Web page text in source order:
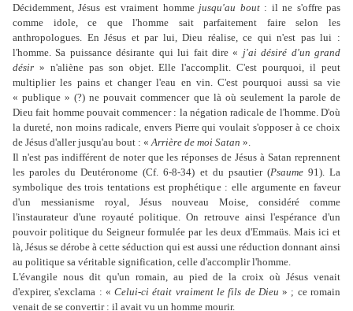
Décidemment, Jésus est vraiment homme jusqu'au bout: il ne s'offre pas
comme idole, ce que l'homme sait parfaitement faire selon les
anthropologues. En Jésus et par lui, Dieu réalise, ce qui n'est pas lui :
l'homme. Sa puissance désirante qui lui fait dire « j'ai désiré d'un grand
désir » n'aliène pas son objet. Elle l'accomplit. C'est pourquoi, il peut
multiplier les pains et changer l'eau en vin. C'est pourquoi aussi sa vie
« publique » (?) ne pouvait commencer que là où seulement la parole de
Dieu fait homme pouvait commencer : la négation radicale de l'homme. D'où
la dureté, non moins radicale, envers Pierre qui voulait s'opposer à ce choix
de Jésus d'aller jusqu'au bout : « Arrière de moi Satan ».
Il n'est pas indifférent de noter que les réponses de Jésus à Satan reprennent
les paroles du Deutéronome (Cf. 6-8-34) et du psautier (Psaume91). La
symbolique des trois tentations est prophétique : elle argumente en faveur
d'un messianisme royal, Jésus nouveau Moise, considéré comme
l'instaurateur d'une royauté politique. On retrouve ainsi l'espérance d'un
pouvoir politique du Seigneur formulée par les deux d'Emmaüs. Mais ici et
là, Jésus se dérobe à cette séduction qui est aussi une réduction donnant ainsi
au politique sa véritable signification, celle d'accomplir l'homme.
L'évangile nous dit qu'un romain, au pied de la croix où Jésus venait
d'expirer, s'exclama : « Celui-ci était vraiment le fils de Dieu» ; ce romain
venait de se convertir : il avait vu un homme mourir.